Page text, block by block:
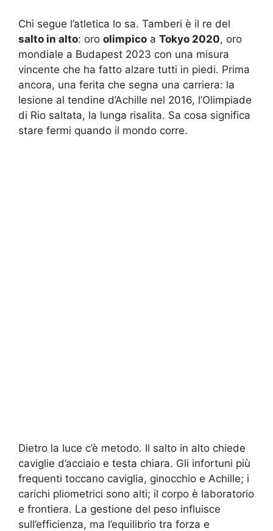
Chi segue l’atletica lo sa. Tamberi è il re del
salto in alto: oro olimpico a Tokyo 2020, oro
mondiale a Budapest 2023 con una misura
vincente che ha fatto alzare tutti in piedi. Prima
ancora, una ferita che segna una carriera: la
lesione al tendine d’Achille nel 2016, l’Olimpiade
di Rio saltata, la lunga risalita. Sa cosa significa
stare fermi quando il mondo corre.
Dietro la luce c’è metodo. Il salto in alto chiede
caviglie d’acciaio e testa chiara. Gli infortuni più
frequenti toccano caviglia, ginocchio e Achille; i
carichi pliometrici sono alti; il corpo è laboratorio
e frontiera. La gestione del peso influisce
sull’efficienza, ma l’equilibrio tra forza e